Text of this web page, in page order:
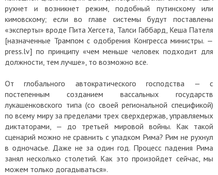
рухнет и возникнет режим, подобный путинскому или
кимовскому; если во главе системы будут поставлены
«эксперты» вроде Пита Хегсета, Талси Габбард, Кеша Пателя
[назначенные Трампом с одобрения Конгресса министры. —
press.lv] по принципу «чем меньше человек подходит для
должности, тем лучше», то возможно все.
От глобального автократического господства — с
постепенным созданием вассальных государств
лукашенковского типа (со своей региональной спецификой)
по всему миру за пределами трех сверхдержав, управляемых
диктаторами, — до третьей мировой войны. Как такой
сценарий можно не сравнить с упадком Рима? Рим не рухнул
в одночасье. Даже не за один год. Процесс падения Рима
занял несколько столетий. Как это произойдет сейчас, мы
можем только догадываться».